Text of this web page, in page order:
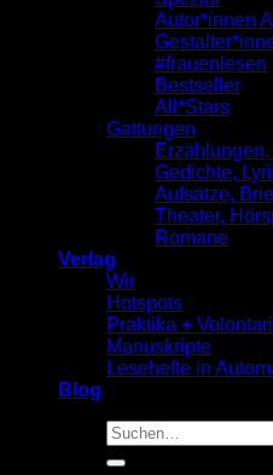
Autor*innen
#frauenlesen
Bestseller
All*Stars
Gattungen
Gedichte,
Aufsätze,
Theater,
Romane
Verlag
Wir
Hotspots
Praktika +
Manuskripte
Lesehefte in
Blog
Suche
nach: